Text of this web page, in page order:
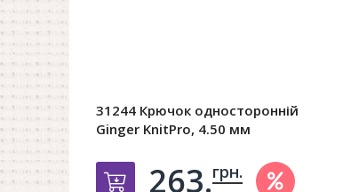
31244 Крючок односторонній
Ginger KnitPro, 4.50 мм
Добавить в корзину
263.грн.